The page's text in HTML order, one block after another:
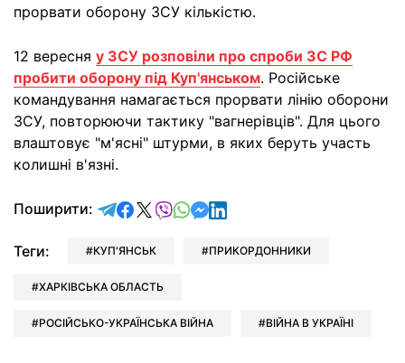
прорвати оборону ЗСУ кількістю.
12 вересня у ЗСУ розповіли про спроби ЗС РФ
пробити оборону під Куп'янськом. Російське
командування намагається прорвати лінію оборони
ЗСУ, повторюючи тактику "вагнерівців". Для цього
влаштовує "м'ясні" штурми, в яких беруть участь
колишні в'язні.
Поширити: відправити у Telegram
поділитись у Facebook
поділитись у X
відправити у Viber
відправити у Whatsapp
відправити у Messenger
відправити у LinkedIn
Теги: КУП'ЯНСЬК ПРИКОРДОННИКИ
ХАРКІВСЬКА ОБЛАСТЬ
РОСІЙСЬКО-УКРАЇНСЬКА ВІЙНА ВІЙНА В УКРАЇНІ